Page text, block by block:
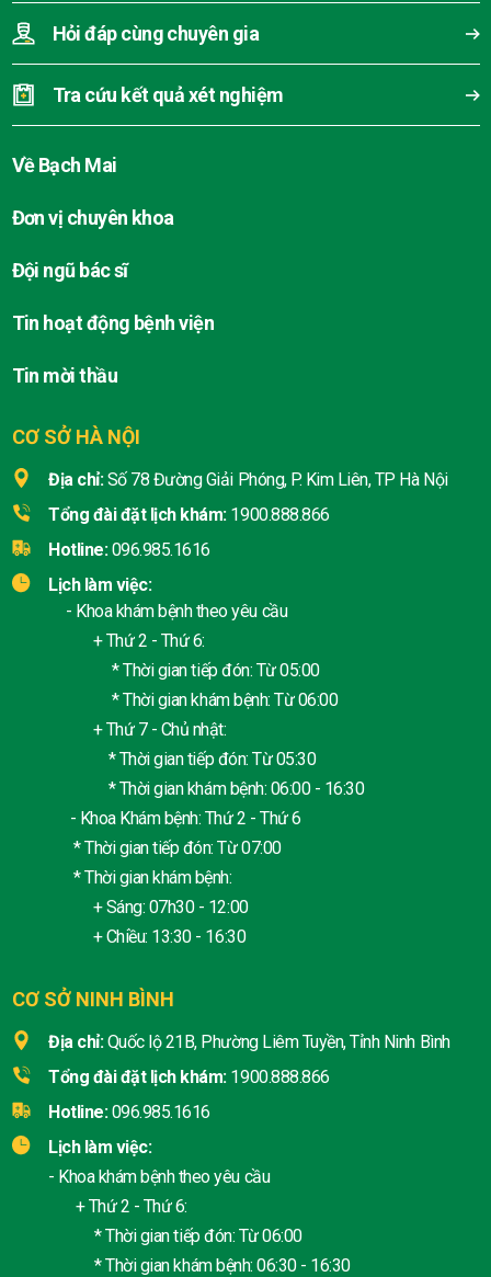
CƠ SỞ HÀ NỘI
Địa chỉ: Số 78 Đường Giải Phóng, P. Kim Liên, TP Hà Nội
Tổng đài đặt lịch khám: 1900.888.866
Hotline: 096.985.1616
Lịch làm việc:
- Khoa khám bệnh theo yêu cầu
+ Thứ 2 - Thứ 6:
* Thời gian tiếp đón: Từ 05:00
* Thời gian khám bệnh: Từ 06:00
+ Thứ 7 - Chủ nhật:
* Thời gian tiếp đón: Từ 05:30
* Thời gian khám bệnh: 06:00 - 16:30
- Khoa Khám bệnh: Thứ 2 - Thứ 6
* Thời gian tiếp đón: Từ 07:00
* Thời gian khám bệnh:
+ Sáng: 07h30 - 12:00
+ Chiều: 13:30 - 16:30
CƠ SỞ NINH BÌNH
Địa chỉ: Quốc lộ 21B, Phường Liêm Tuyền, Tỉnh Ninh Bình
Tổng đài đặt lịch khám: 1900.888.866
Hotline: 096.985.1616
Lịch làm việc:
- Khoa khám bệnh theo yêu cầu
+ Thứ 2 - Thứ 6:
* Thời gian tiếp đón: Từ 06:00
* Thời gian khám bệnh: 06:30 - 16:30
Hỏi đáp cùng chuyên gia
Tra cứu kết quả xét nghiệm
Về Bạch Mai
Đơn vị chuyên khoa
Đội ngũ bác sĩ
Tin hoạt động bệnh viện
Tin mời thầu